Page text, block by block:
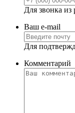
Для звонка из
Ваш e-mail
Для
Комментарий